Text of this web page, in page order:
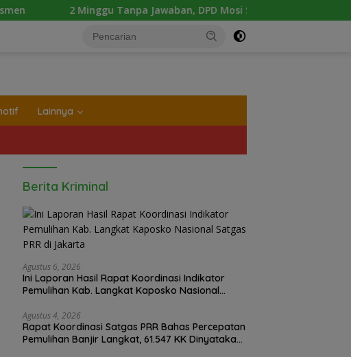
Tanpa Jawaban, DPD Mosi Sumut Ancam Gelar Aksi Damai Di
Lainnya
Berita Kriminal
Agustus 6, 2026
Ini Laporan Hasil Rapat Koordinasi Indikator
Pemulihan Kab. Langkat Kaposko Nasional
Agustus 4, 2026
Rapat Koordinasi Satgas PRR Bahas Percepatan
Pemulihan Banjir Langkat, 61.547 KK Dinyatakan